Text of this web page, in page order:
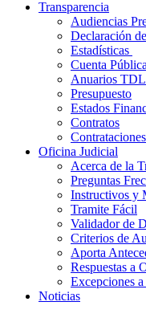
Transparencia
Audiencias
Declaración
Estadísticas
Cuenta
Anuarios
Presupuesto
Estados
Contratos
Oficina Judicial
Acerca de la
Preguntas
Instructivos y
Tramite Fácil
Validador de
Criterios de
Aporta
Respuestas a
Excepciones
Noticias